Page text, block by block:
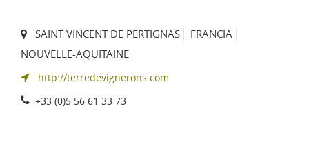
SAINT VINCENT DE PERTIGNAS
FRANCIA
NOUVELLE-AQUITAINE
http://terredevignerons.com
+33 (0)5 56 61 33 73